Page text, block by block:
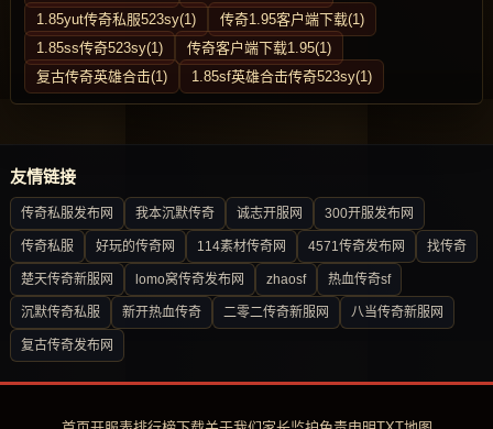
1.85yut传奇私服523sy(1)
传奇1.95客户端下载(1)
1.85ss传奇523sy(1)
传奇客户端下载1.95(1)
复古传奇英雄合击(1)
1.85sf英雄合击传奇523sy(1)
友情链接
传奇私服发布网 我本沉默传奇 诚志开服网 300开服发布网
传奇私服 好玩的传奇网 114素材传奇网 4571传奇发布网 找传奇
楚天传奇新服网 lomo窝传奇发布网 zhaosf 热血传奇sf
沉默传奇私服 新开热血传奇 二零二传奇新服网 八当传奇新服网
复古传奇发布网